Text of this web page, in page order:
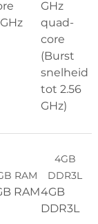
GHz
quad-
core
(Burst
snelheid
tot 2.56
GHz)
RAM
RAM
4GB
DDR3L
4GB
DDR3L